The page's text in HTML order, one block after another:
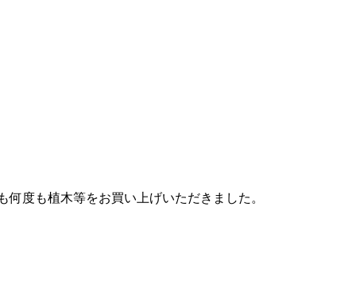
度も植木等をお買い上げいただきました。